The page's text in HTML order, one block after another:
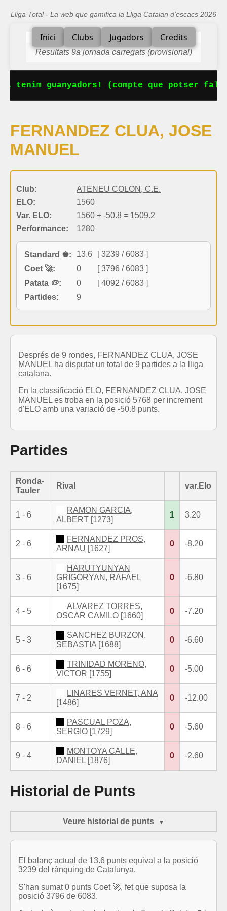
Lliga Total - La web que gamifica la Lliga Catalan d'escacs 2026
Inici Clubs Jugadors Credits
Resultats 9a jornada carregats (provisional)
tenim guanyadors! (compte que potser
FERNANDEZ CLUA, JOSE
MANUEL
Club:
ATENEU COLON, C.E.
ELO:
1560
Var. ELO:
1560 + -50.8 = 1509.2
Performance:
1280
Standard ♚: 13.6
[ 3239 / 6083 ]
Coet 🚀:
0
[ 3796 / 6083 ]
Patata 🥔:
0
[ 4092 / 6083 ]
Partides:
9
Després de 9 rondes, FERNANDEZ CLUA, JOSE
MANUEL ha disputat un total de 9 partides a la lliga
catalana.
En la classificació ELO, FERNANDEZ CLUA, JOSE
MANUEL es troba en la posició 5768 per increment
d'ELO amb una variació de -50.8 punts.
Partides
Ronda-
Tauler
Rival var.Elo
1 - 6
RAMON GARCIA,
ALBERT [1273]
1 3.20
2 - 6
FERNANDEZ PROS,
ARNAU [1627]
0 -8.20
3 - 6
HARUTYUNYAN
GRIGORYAN, RAFAEL
[1675]
0 -6.80
4 - 5
ALVAREZ TORRES,
OSCAR CAMILO [1660]
0 -7.20
5 - 3
SANCHEZ BURZON,
SEBASTIA [1688]
0 -6.60
6 - 6
TRINIDAD MORENO,
VICTOR [1755]
0 -5.00
7 - 2
LINARES VERNET, ANA
[1486]
0 -12.00
8 - 6
PASCUAL POZA,
SERGIO [1729]
0 -5.60
9 - 4
MONTOYA CALLE,
DANIEL [1876]
0 -2.60
Historial de Punts
Veure historial de punts
El balanç actual de 13.6 punts equival a la posició
3239 del rànquing de Catalunya.
S'han sumat 0 punts Coet 🚀, fet que suposa la
posició 3796 de 6083.